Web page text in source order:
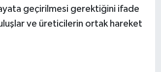
geçirilmesi gerektiğini ifade
ve üreticilerin ortak hareket